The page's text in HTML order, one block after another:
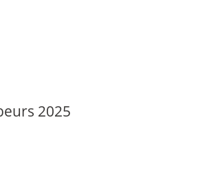
2025